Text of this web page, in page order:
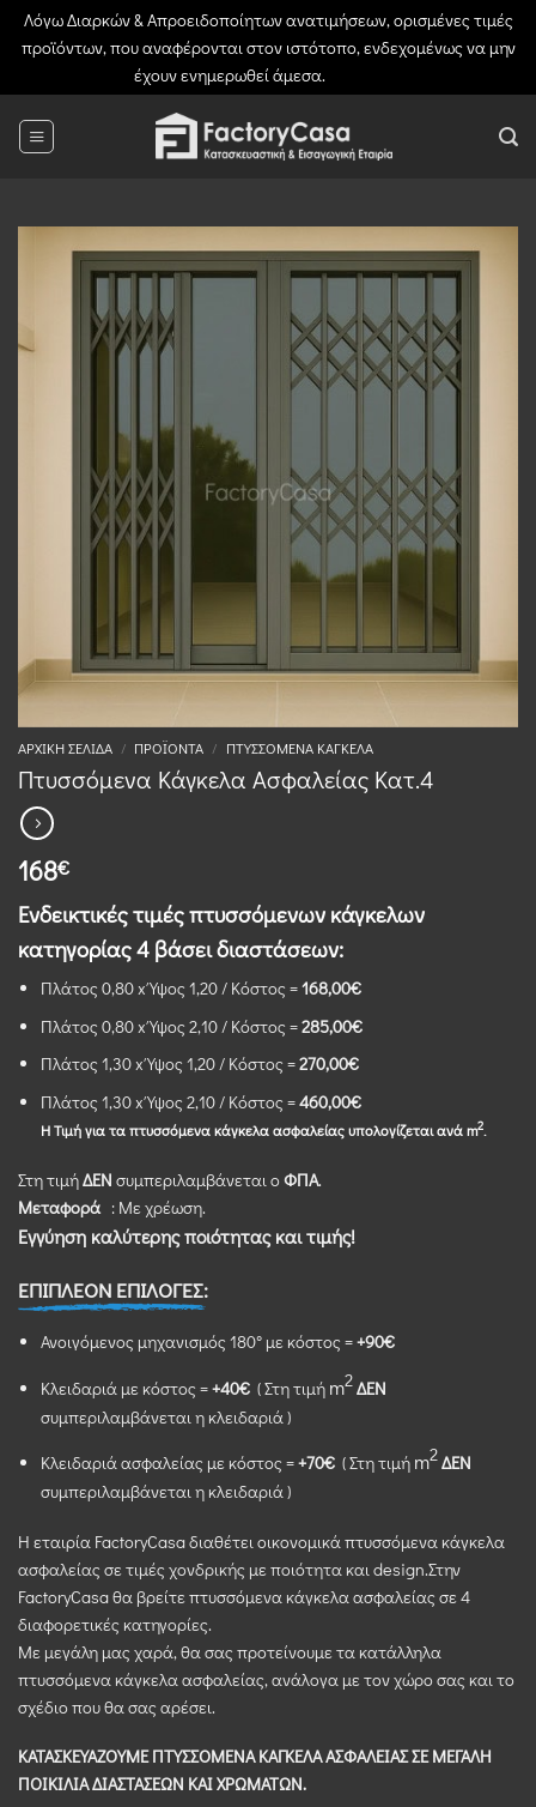
Λόγω Διαρκών & Απροειδοποίητων ανατιμήσεων, ορισμένες τιμές
προϊόντων, που αναφέρονται στον ιστότοπο, ενδεχομένως να μην
έχουν ενημερωθεί άμεσα.
ΑΡΧΙΚΉ ΣΕΛΊΔΑ / ΠΡΟΪΌΝΤΑ / ΠΤΥΣΣΌΜΕΝΑ ΚΆΓΚΕΛΑ
Πτυσσόμενα Κάγκελα Ασφαλείας Κατ.4
168€
Ενδεικτικές τιμές πτυσσόμενων κάγκελων
κατηγορίας 4 βάσει διαστάσεων:
Πλάτος 0,80 x Ύψος 1,20 / Kόστος =168,00€
Πλάτος 0,80 x Ύψος 2,10 / Kόστος =285,00€
Πλάτος 1,30 x Ύψος 1,20 / Kόστος =270,00€
Πλάτος 1,30 x Ύψος 2,10 / Kόστος =460,00€
ΗΤιμή για τα πτυσσόμενα κάγκελαασφαλείαςυπολογίζεταιανά m2.
Στη τιμήΔΕΝ συμπεριλαμβάνεται οΦΠΑ.
Μεταφορά : Με χρέωση.
Εγγύηση καλύτερης ποιότητας και τιμής!
ΕΠΙΠΛΕΟΝ ΕΠΙΛΟΓΕΣ:
Ανοιγόμενος μηχανισμός 180° με κόστος =+90€
Κλειδαριά με κόστος =+40€( Στη τιμή m2ΔΕΝ
συμπεριλαμβάνεται η κλειδαριά )
Κλειδαριά ασφαλείας με κόστος =+70€( Στη τιμή m2ΔΕΝ
συμπεριλαμβάνεται η κλειδαριά )
Η εταιρία FactoryCasa διαθέτει οικονομικά πτυσσόμενα κάγκελα
ασφαλείας σε τιμές χονδρικής με ποιότητα και design.Στην
FactoryCasa θα βρείτε πτυσσόμενα κάγκελα ασφαλείας σε 4
διαφορετικές κατηγορίες.
Με μεγάλη μας χαρά, θα σας προτείνουμε τα κατάλληλα
πτυσσόμενα κάγκελα ασφαλείας, ανάλογα με τον χώρο σας και το
σχέδιο που θα σας αρέσει.
ΚΑΤΑΣΚΕΥΑΖΟΥΜΕ ΠΤΥΣΣΟΜΕΝΑ ΚΑΓΚΕΛΑ ΑΣΦΑΛΕΙΑΣ ΣΕ ΜΕΓΑΛΗ
ΠΟΙΚΙΛΙΑ ΔΙΑΣΤΑΣΕΩΝ ΚΑΙ ΧΡΩΜΑΤΩΝ.